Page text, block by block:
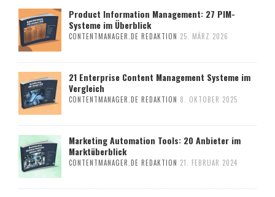
Product Information Management: 27 PIM-
Systeme im Überblick
CONTENTMANAGER.DE REDAKTION 25. MÄRZ 2026
21 Enterprise Content Management Systeme im
Vergleich
CONTENTMANAGER.DE REDAKTION 8. OKTOBER 2025
Marketing Automation Tools: 20 Anbieter im
Marktüberblick
CONTENTMANAGER.DE REDAKTION 21. FEBRUAR 2024